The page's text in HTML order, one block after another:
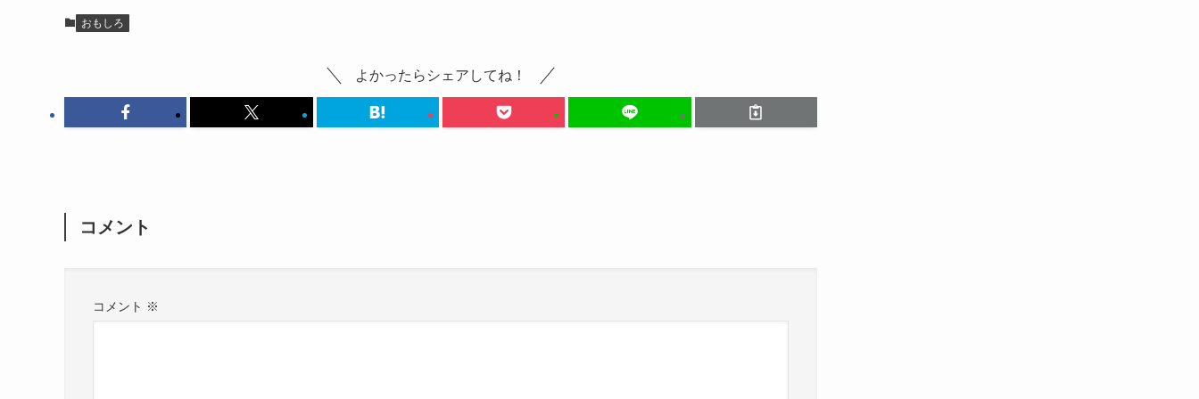
おもしろ
よかったらシェアしてね！
コメント
コメント ※